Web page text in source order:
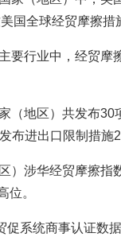
国全球经贸摩擦措
要行业中，经贸摩
（地区）共发布
布进出口限制措施
）涉华经贸摩擦指
位。
系统商事认证数据